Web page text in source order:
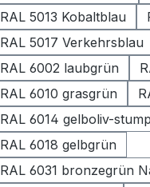
RAL 5013 Kobaltblau
RAL 5017 Verkehrsblau
RAL 6002 laubgrün
RAL 6010 grasgrün
RAL 6014 gelboliv-
RAL 6018 gelbgrün
RAL 6031 bronzegrün